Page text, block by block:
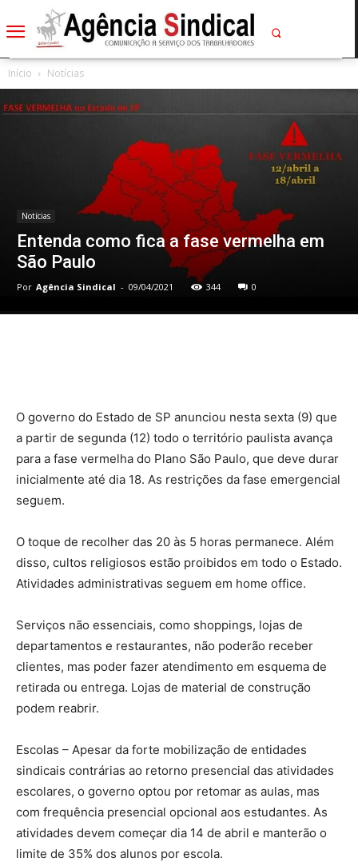
Início Notícias
Notícias
Entenda como fica a fase vermelha em
São Paulo
Por Agência Sindical - 09/04/2021 344 0
O governo do Estado de SP anunciou nesta sexta (9) que
a partir de segunda (12) todo o território paulista avança
para a fase vermelha do Plano São Paulo, que deve durar
inicialmente até dia 18. As restrições da fase emergencial
seguem.
O toque de recolher das 20 às 5 horas permanece. Além
disso, cultos religiosos estão proibidos em todo o Estado.
Atividades administrativas seguem em home office.
Serviços não essenciais, como shoppings, lojas de
departamentos e restaurantes, não poderão receber
clientes, mas poder fazer atendimento em esquema de
retirada ou entrega. Lojas de material de construção
podem reabrir.
Escolas – Apesar da forte mobilização de entidades
sindicais contrárias ao retorno presencial das atividades
escolares, o governo optou por retomar as aulas, mas
com frequência presencial opcional aos estudantes. As
atividades devem começar dia 14 de abril e manterão o
limite de 35% dos alunos por escola.